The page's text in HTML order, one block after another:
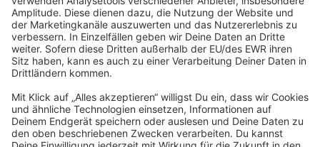
community@shopware.com
Company
Press
Jobs
Newsletter
Store